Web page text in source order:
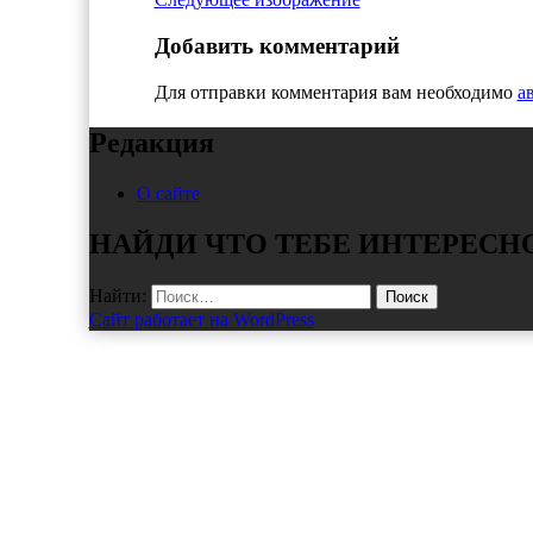
Добавить комментарий
Для отправки комментария вам необходимо
Редакция
О сайте
НАЙДИ ЧТО ТЕБЕ
Найти:
Сайт работает на WordPress